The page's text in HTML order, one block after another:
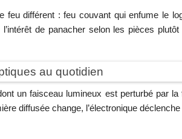
feu différent : feu couvant qui enfume le
de panacher selon les pièces
au quotidien
un faisceau lumineux est perturbé par
diffusée change, l’électronique déclenche